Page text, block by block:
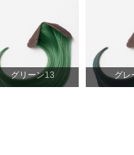
グリーン13 グレ